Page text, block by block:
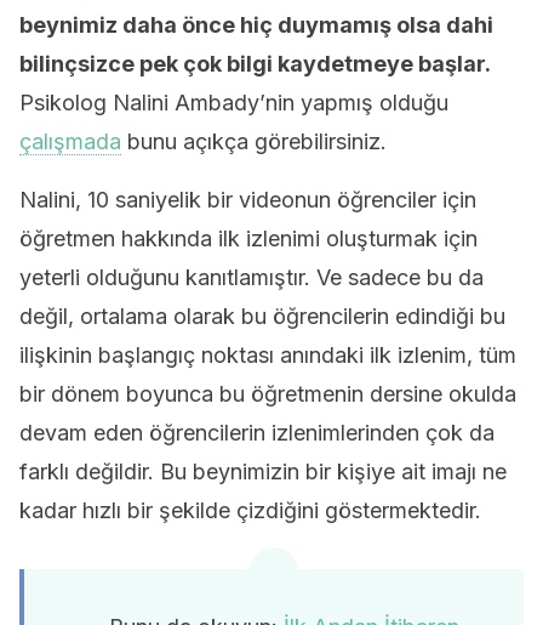
beynimiz daha önce hiç duymamış olsa dahi
bilinçsizce pek çok bilgi kaydetmeye başlar.
Psikolog Nalini Ambady’nin yapmış olduğu
çalışmada bunu açıkça görebilirsiniz.
Nalini, 10 saniyelik bir videonun öğrenciler için
öğretmen hakkında ilk izlenimi oluşturmak için
yeterli olduğunu kanıtlamıştır. Ve sadece bu da
değil, ortalama olarak bu öğrencilerin edindiği bu
ilişkinin başlangıç noktası anındaki ilk izlenim, tüm
bir dönem boyunca bu öğretmenin dersine okulda
devam eden öğrencilerin izlenimlerinden çok da
farklı değildir. Bu beynimizin bir kişiye ait imajı ne
kadar hızlı bir şekilde çizdiğini göstermektedir.